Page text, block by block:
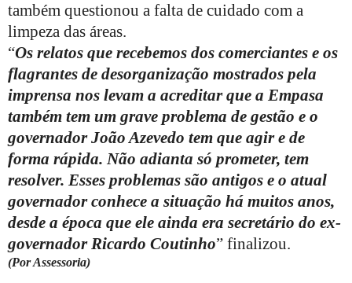
também questionou a falta de cuidado com a
limpeza das áreas.
“Os relatos que recebemos dos comerciantes e os
flagrantes de desorganização mostrados pela
imprensa nos levam a acreditar que a Empasa
também tem um grave problema de gestão e o
governador João Azevedo tem que agir e de
forma rápida. Não adianta só prometer, tem
resolver. Esses problemas são antigos e o atual
governador conhece a situação há muitos anos,
desde a época que ele ainda era secretário do ex-
governador Ricardo Coutinho” finalizou.
(Por Assessoria)